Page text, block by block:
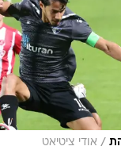
/ אודי ציטיאט